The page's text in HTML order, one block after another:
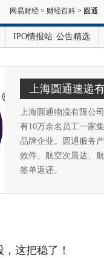
网易财经 > 财经百科 > 圆通
IPO情报站 公告精选
上海圆通速递
上海圆通物流有限公
有10万余名员工一家
品牌企业。圆通服务
效件、航空次晨达、
签单返还。
这把稳了！